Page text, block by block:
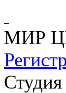
МИР
Студия